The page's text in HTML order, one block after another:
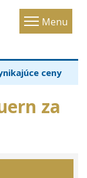
Menu
Toggle
ceny
za